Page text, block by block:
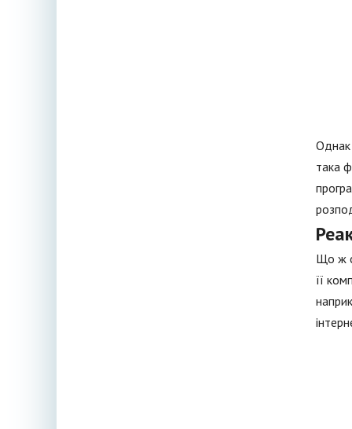
Однак
така
Що ж
її